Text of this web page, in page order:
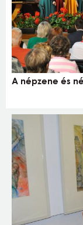
A népzene és